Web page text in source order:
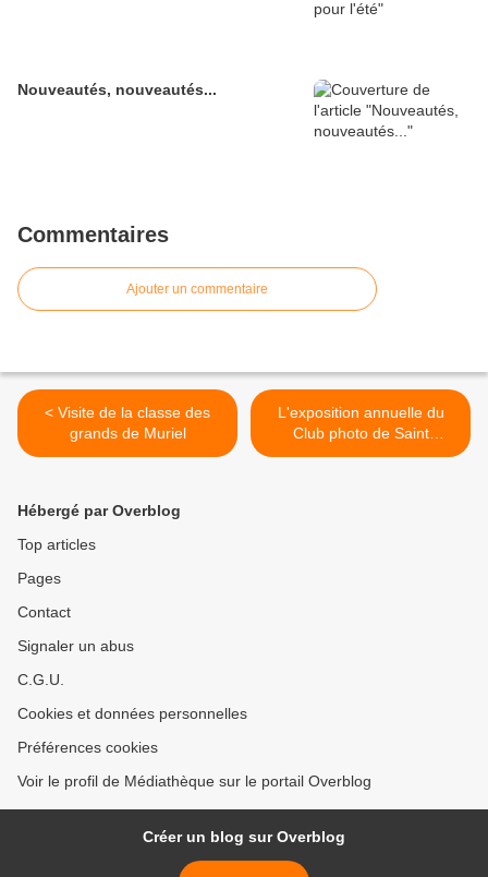
Nouveautés, nouveautés...
Commentaires
Ajouter un commentaire
< Visite de la classe des
grands de Muriel
L'exposition annuelle du
Club photo de Saint
Savournin commence
Hébergé par Overblog
Top articles
Pages
Contact
Signaler un abus
C.G.U.
Cookies et données personnelles
Préférences cookies
Voir le profil de Médiathèque sur le portail Overblog
Créer un blog sur Overblog